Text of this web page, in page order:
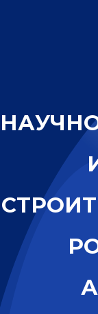
НАУЧН
СТРОИТ
Р
А